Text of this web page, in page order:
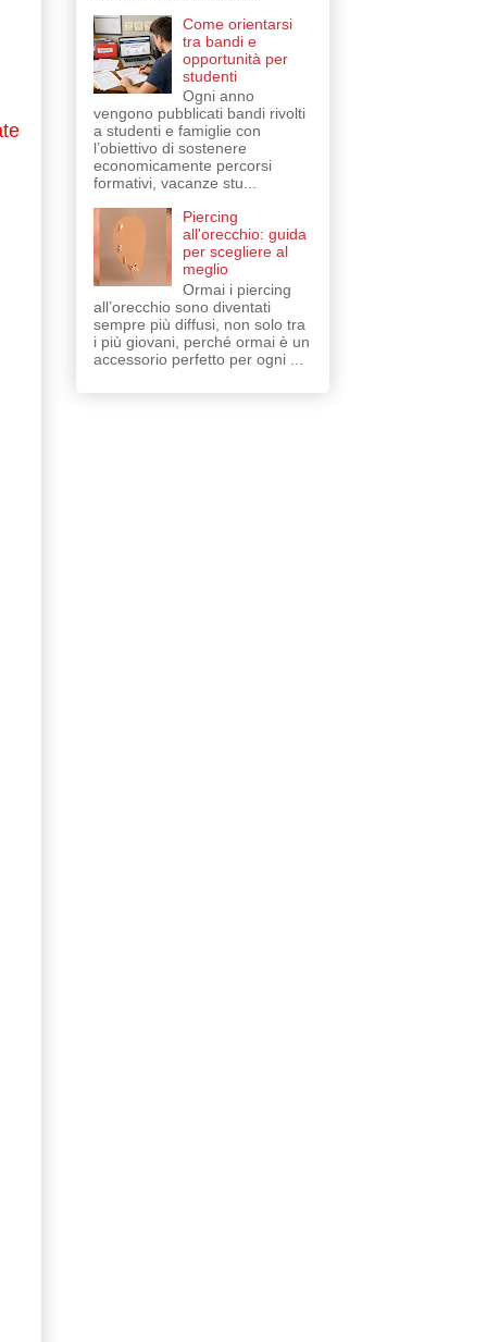
Come orientarsi
tra bandi e
opportunità per
studenti
Ogni anno
vengono pubblicati bandi rivolti
a studenti e famiglie con
l’obiettivo di sostenere
economicamente percorsi
formativi, vacanze stu...
Piercing
all'orecchio: guida
per scegliere al
meglio
Ormai i piercing
all’orecchio sono diventati
sempre più diffusi, non solo tra
i più giovani, perché ormai è un
accessorio perfetto per ogni ...